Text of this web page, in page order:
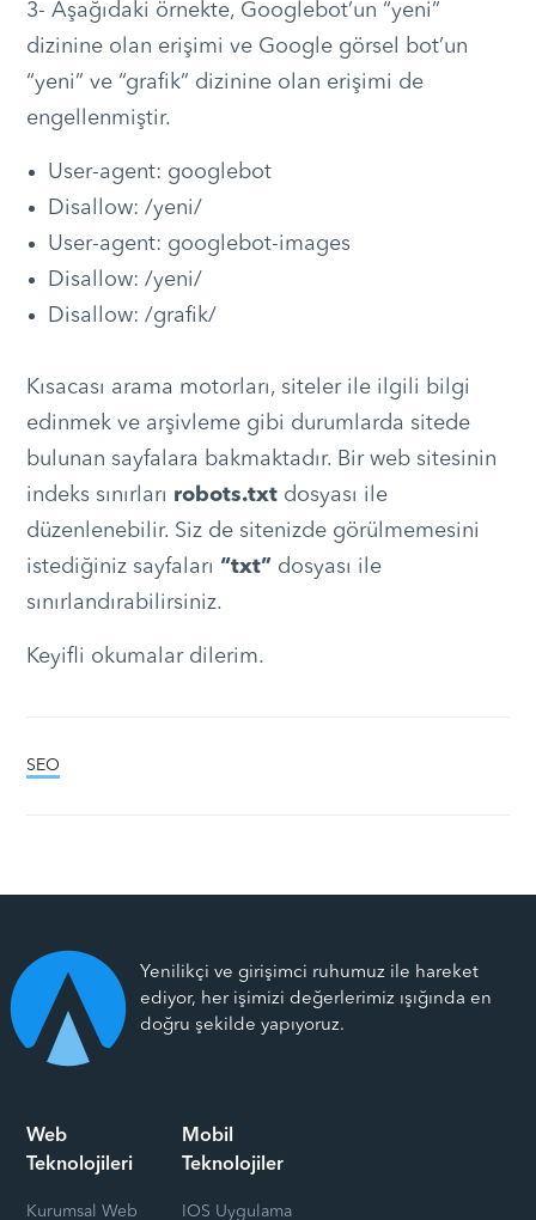
3- Aşağıdaki örnekte, Googlebot’un “yeni”
dizinine olan erişimi ve Google görsel bot’un
“yeni” ve “grafik” dizinine olan erişimi de
engellenmiştir.
User-agent: googlebot
Disallow: /yeni/
User-agent: googlebot-images
Disallow: /yeni/
Disallow: /grafik/
Kısacası arama motorları, siteler ile ilgili bilgi
edinmek ve arşivleme gibi durumlarda sitede
bulunan sayfalara bakmaktadır. Bir web sitesinin
indeks sınırları robots.txtdosyası ile
düzenlenebilir. Siz de sitenizde görülmemesini
istediğiniz sayfaları “txt” dosyası ile
sınırlandırabilirsiniz.
Keyifli okumalar dilerim.
SEO
Yenilikçi ve girişimci ruhumuz ile hareket
ediyor, her işimizi değerlerimiz ışığında en
doğru şekilde yapıyoruz.
Web
Teknolojileri
Kurumsal Web
Mobil
Teknolojiler
IOS Uygulama